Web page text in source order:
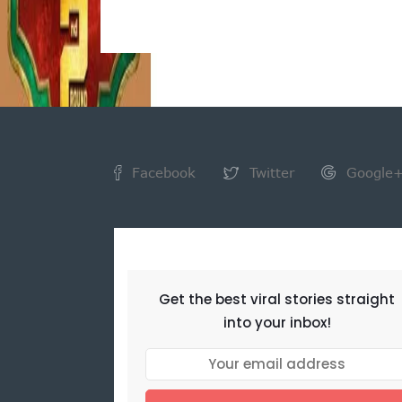
Facebook Twitter Google+
Get the best viral stories straight
into your inbox!